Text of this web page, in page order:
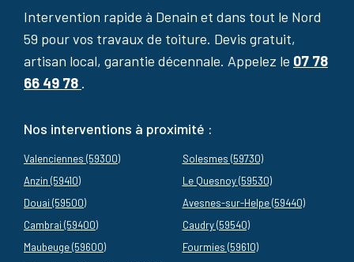
Intervention rapide à Denain et dans tout le Nord
59 pour vos travaux de toiture. Devis gratuit,
artisan local, garantie décennale. Appelez le 07 78
66 49 78 .
Nos interventions à proximité :
Valenciennes (59300)
Anzin (59410)
Douai (59500)
Cambrai (59400)
Maubeuge (59600)
Solesmes (59730)
Le Quesnoy (59530)
Avesnes-sur-Helpe (59440)
Caudry (59540)
Fourmies (59610)